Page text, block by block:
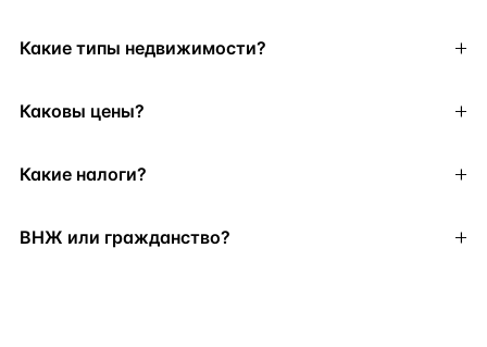
Какие типы недвижимости?
Каковы цены?
Какие налоги?
ВНЖ или гражданство?